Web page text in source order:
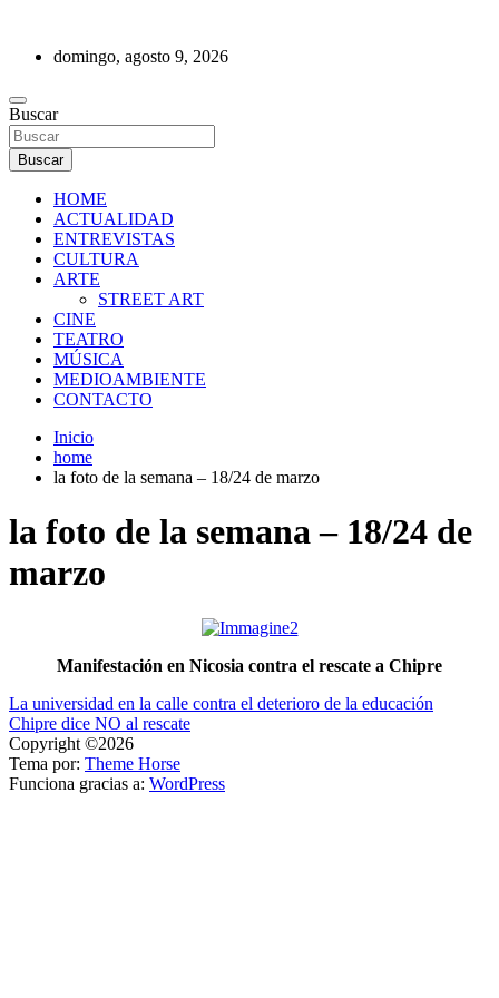
contenidodomingo, agosto 9, 2026
REVISTA DE PRENSA
Buscar
Buscar
HOME
ACTUALIDAD
ENTREVISTAS
CULTURA
ARTE
STREET ART
CINE
TEATRO
MÚSICA
MEDIOAMBIENTE
CONTACTO
Inicio
home
la foto de la semana – 18/24 de marzo
la foto de la semana – 18/24 de
marzo
Manifestación en Nicosia contra el rescate a Chipre
Navegación
de
entradas
La universidad en la calle contra el deterioro de la educación
Chipre dice NO al rescate
Copyright ©2026
Tema por: Theme Horse
Funciona gracias a: WordPress